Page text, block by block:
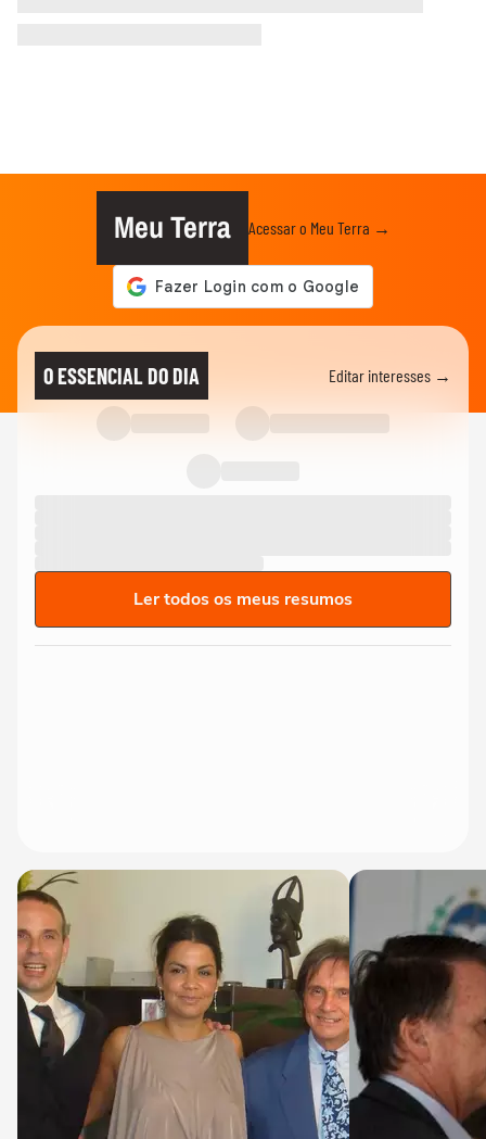
Meu Terra Acessar o Meu Terra →
O ESSENCIAL DO DIA Editar interesses →
Ler todos os meus resumos